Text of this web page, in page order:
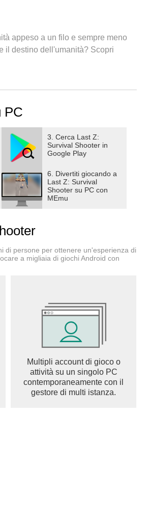
appeso a un filo e sempre meno
il destino dell'umanità? Scopri
è solo una scelta, ma una sfida
e colpo ben piazzato ti avvicina alla
riflessi e intelligenza tattica.
territorio da esplorare e
epiche e crea legami con
sul piano economico, tecnologico
un faro di speranza per l'intera
e scopri fino a dove arriverà il tuo
PC
3. Cerca Last Z:
Survival Shooter in
Google Play
6. Divertiti giocando a
Last Z: Survival
Shooter su PC con
MEmu
di persone per ottenere un'esperienza di
a migliaia di giochi Android con
Multipli account di gioco o
attività su un singolo PC
contemporaneamente con il
gestore di multi istanza.